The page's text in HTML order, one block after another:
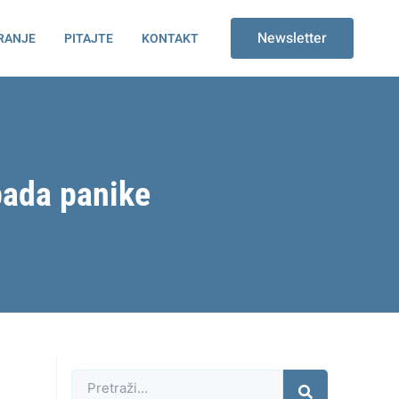
PITAJTE KONTAKT Newsletter
panike
Претрага